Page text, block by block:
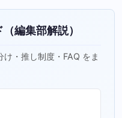
編集部解説）
・推し制度・FAQ をま